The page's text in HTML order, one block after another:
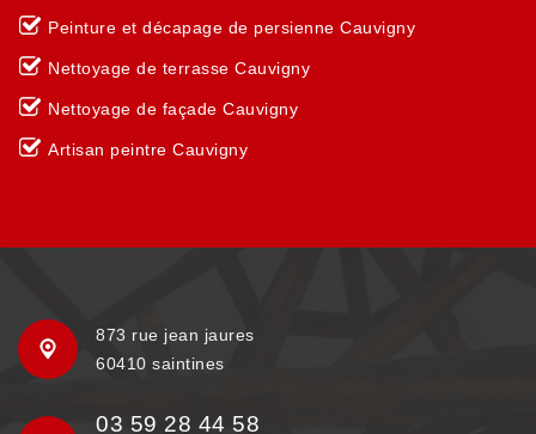
Peinture et décapage de persienne Cauvigny
Nettoyage de terrasse Cauvigny
Nettoyage de façade Cauvigny
Artisan peintre Cauvigny
873 rue jean jaures
60410 saintines
03 59 28 44 58